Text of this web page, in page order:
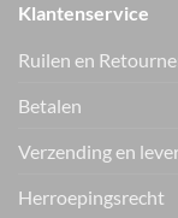
Klantenservice
Ruilen en
Betalen
Verzending en
Herroepingsrecht
Nieuwe items als